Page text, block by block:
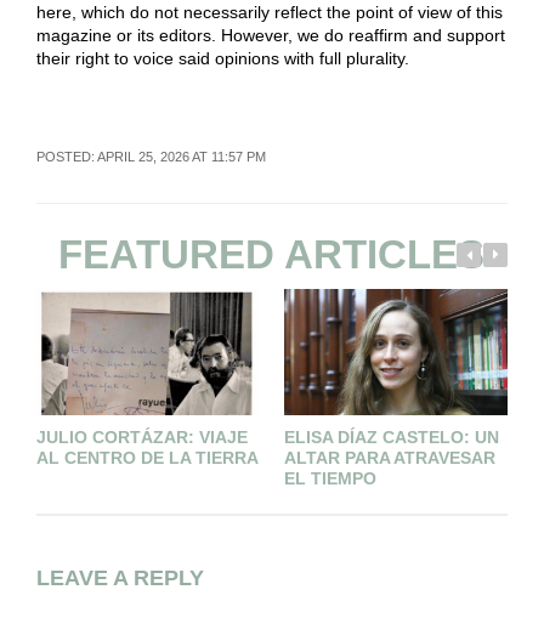
here, which do not necessarily reflect the point of view of this
magazine or its editors. However, we do reaffirm and support
their right to voice said opinions with full plurality.
POSTED: APRIL 25, 2026 AT 11:57 PM
FEATURED ARTICLES
JULIO CORTÁZAR: VIAJE
AL CENTRO DE LA TIERRA
ELISA DÍAZ CASTELO: UN
ALTAR PARA ATRAVESAR
EL TIEMPO
LEAVE A REPLY